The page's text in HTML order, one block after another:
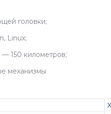
головки;
Linux;
150 километров;
механизмы